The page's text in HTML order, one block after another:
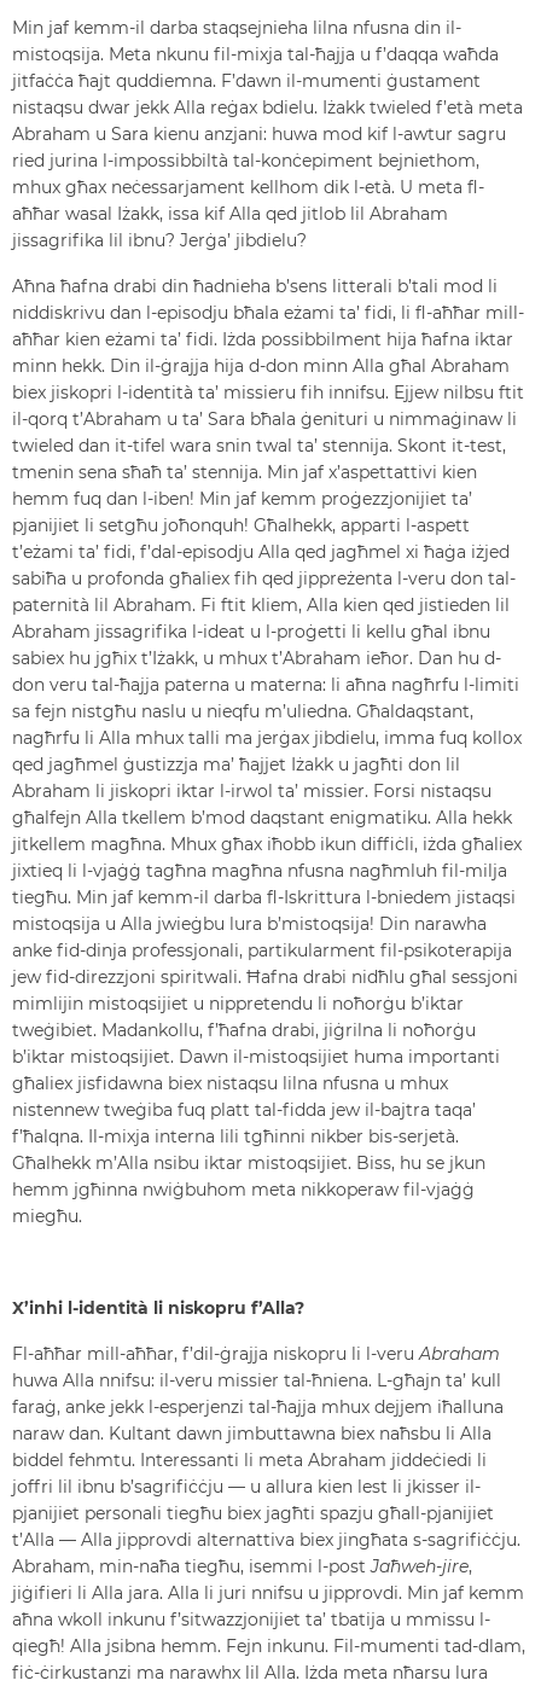
Min jaf kemm-il darba staqsejnieha lilna nfusna din il-
mistoqsija. Meta nkunu fil-mixja tal-ħajja u f’daqqa waħda
jitfaċċa ħajt quddiemna. F’dawn il-mumenti ġustament
nistaqsu dwar jekk Alla reġax bdielu. Iżakk twieled f’età meta
Abraham u Sara kienu anzjani: huwa mod kif l-awtur sagru
ried jurina l-impossibbiltà tal-konċepiment bejniethom,
mhux għax neċessarjament kellhom dik l-età. U meta fl-
aħħar wasal Iżakk, issa kif Alla qed jitlob lil Abraham
jissagrifika lil ibnu? Jerġa’ jibdielu?
Aħna ħafna drabi din ħadnieha b’sens litterali b’tali mod li
niddiskrivu dan l-episodju bħala eżami ta’ fidi, li fl-aħħar mill-
aħħar kien eżami ta’ fidi. Iżda possibbilment hija ħafna iktar
minn hekk. Din il-ġrajja hija d-don minn Alla għal Abraham
biex jiskopri l-identità ta’ missieru fih innifsu. Ejjew nilbsu ftit
il-qorq t’Abraham u ta’ Sara bħala ġenituri u nimmaġinaw li
twieled dan it-tifel wara snin twal ta’ stennija. Skont it-test,
tmenin sena sħaħ ta’ stennija. Min jaf x’aspettattivi kien
hemm fuq dan l-iben! Min jaf kemm proġezzjonijiet ta’
pjanijiet li setgħu joħonquh! Għalhekk, apparti l-aspett
t’eżami ta’ fidi, f’dal-episodju Alla qed jagħmel xi ħaġa iżjed
sabiħa u profonda għaliex fih qed jippreżenta l-veru don tal-
paternità lil Abraham. Fi ftit kliem, Alla kien qed jistieden lil
Abraham jissagrifika l-ideat u l-proġetti li kellu għal ibnu
sabiex hu jgħix t’Iżakk, u mhux t’Abraham ieħor. Dan hu d-
don veru tal-ħajja paterna u materna: li aħna nagħrfu l-limiti
sa fejn nistgħu naslu u nieqfu m’uliedna. Għaldaqstant,
nagħrfu li Alla mhux talli ma jerġax jibdielu, imma fuq kollox
qed jagħmel ġustizzja ma’ ħajjet Iżakk u jagħti don lil
Abraham li jiskopri iktar l-irwol ta’ missier. Forsi nistaqsu
għalfejn Alla tkellem b’mod daqstant enigmatiku. Alla hekk
jitkellem magħna. Mhux għax iħobb ikun diffiċli, iżda għaliex
jixtieq li l-vjaġġ tagħna magħna nfusna nagħmluh fil-milja
tiegħu. Min jaf kemm-il darba fl-Iskrittura l-bniedem jistaqsi
mistoqsija u Alla jwieġbu lura b’mistoqsija! Din narawha
anke fid-dinja professjonali, partikularment fil-psikoterapija
jew fid-direzzjoni spiritwali. Ħafna drabi nidħlu għal sessjoni
mimlijin mistoqsijiet u nippretendu li noħorġu b’iktar
tweġibiet. Madankollu, f’ħafna drabi, jiġrilna li noħorġu
b’iktar mistoqsijiet. Dawn il-mistoqsijiet huma importanti
għaliex jisfidawna biex nistaqsu lilna nfusna u mhux
nistennew tweġiba fuq platt tal-fidda jew il-bajtra taqa’
f’ħalqna. Il-mixja interna lili tgħinni nikber bis-serjetà.
Għalhekk m’Alla nsibu iktar mistoqsijiet. Biss, hu se jkun
hemm jgħinna nwiġbuhom meta nikkoperaw fil-vjaġġ
miegħu.
X’inhi l-identità li niskopru f’Alla?
Fl-aħħar mill-aħħar, f’dil-ġrajja niskopru li l-veruAbraham
huwa Alla nnifsu: il-veru missier tal-ħniena. L-għajn ta’ kull
faraġ, anke jekk l-esperjenzi tal-ħajja mhux dejjem iħalluna
naraw dan. Kultant dawn jimbuttawna biex naħsbu li Alla
biddel fehmtu. Interessanti li meta Abraham jiddeċiedi li
joffri lil ibnu b’sagrifiċċju — u allura kien lest li jkisser il-
pjanijiet personali tiegħu biex jagħti spazju għall-pjanijiet
t’Alla — Alla jipprovdi alternattiva biex jingħata s-sagrifiċċju.
Abraham, min-naħa tiegħu, isemmi l-postJaħweh-jire,
jiġifieri li Alla jara. Alla li juri nnifsu u jipprovdi. Min jaf kemm
aħna wkoll inkunu f’sitwazzjonijiet ta’ tbatija u mmissu l-
qiegħ! Alla jsibna hemm. Fejn inkunu. Fil-mumenti tad-dlam,
fiċ-ċirkustanzi ma narawhx lil Alla. Iżda meta nħarsu lura